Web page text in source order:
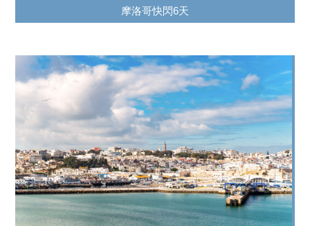
摩洛哥快閃6天